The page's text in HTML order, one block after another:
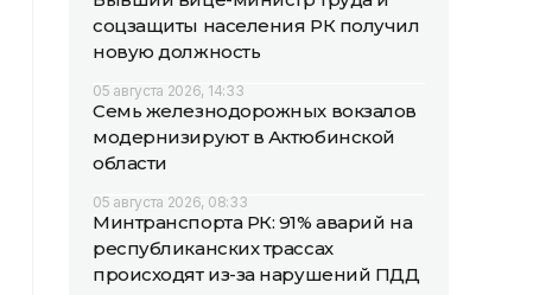
соцзащиты населения РК получил
новую должность
05 августа 2026, 14:33
Семь железнодорожных вокзалов
модернизируют в Актюбинской
области
05 августа 2026, 08:33
Минтранспорта РК: 91% аварий на
республиканских трассах
происходят из-за нарушений ПДД